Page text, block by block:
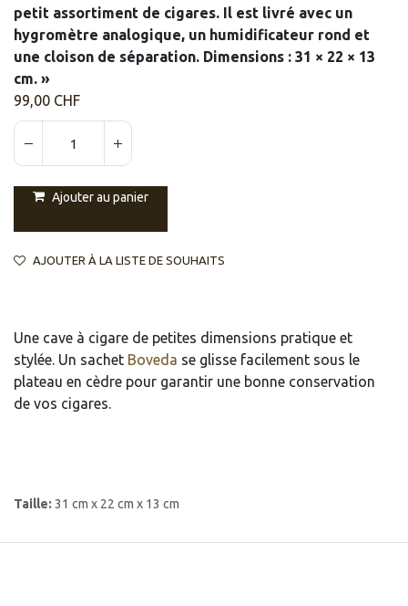
petit assortiment de cigares. Il est livré avec un
hygromètre analogique, un humidificateur rond et
une cloison de séparation. Dimensions : 31 × 22 × 13
cm. »
99,00 CHF
Ajouter au panier
AJOUTER À LA LISTE DE SOUHAITS
Une cave à cigare de petites dimensions pratique et
stylée. Un sachet Boveda se glisse facilement sous le
plateau en cèdre pour garantir une bonne conservation
de vos cigares.
Taille: 31 cm x 22 cm x 13 cm